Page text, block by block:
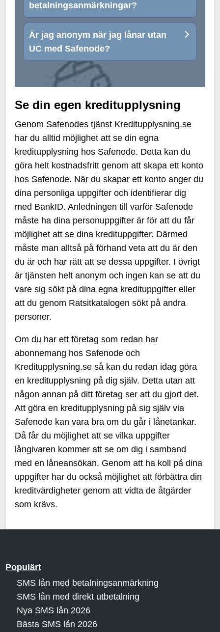
betalningsanmärkningar?
Är jag anonym när jag lånar utan
UC med Safenode?
Se din egen kreditupplysning
Genom Safenodes tjänst Kreditupplysning.se
har du alltid möjlighet att se din egna
kreditupplysning hos Safenode. Detta kan du
göra helt kostnadsfritt genom att skapa ett konto
hos Safenode. När du skapar ett konto anger du
dina personliga uppgifter och identifierar dig
med BankID. Anledningen till varför Safenode
måste ha dina personuppgifter är för att du får
möjlighet att se dina kredituppgifter. Därmed
måste man alltså på förhand veta att du är den
du är och har rätt att se dessa uppgifter. I övrigt
är tjänsten helt anonym och ingen kan se att du
vare sig sökt på dina egna kredituppgifter eller
att du genom Ratsitkatalogen sökt på andra
personer.
Om du har ett företag som redan har
abonnemang hos Safenode och
Kreditupplysning.se så kan du redan idag göra
en kreditupplysning på dig själv. Detta utan att
någon annan på ditt företag ser att du gjort det.
Att göra en kreditupplysning på sig själv via
Safenode kan vara bra om du går i lånetankar.
Då får du möjlighet att se vilka uppgifter
långivaren kommer att se om dig i samband
med en låneansökan. Genom att ha koll på dina
uppgifter har du också möjlighet att förbättra din
kreditvärdigheter genom att vidta de åtgärder
som krävs.
Populärt
SMS lån med betalningsanmärkning
SMS lån med direkt utbetalning
Nya SMS lån 2026
Bästa SMS lån 2026